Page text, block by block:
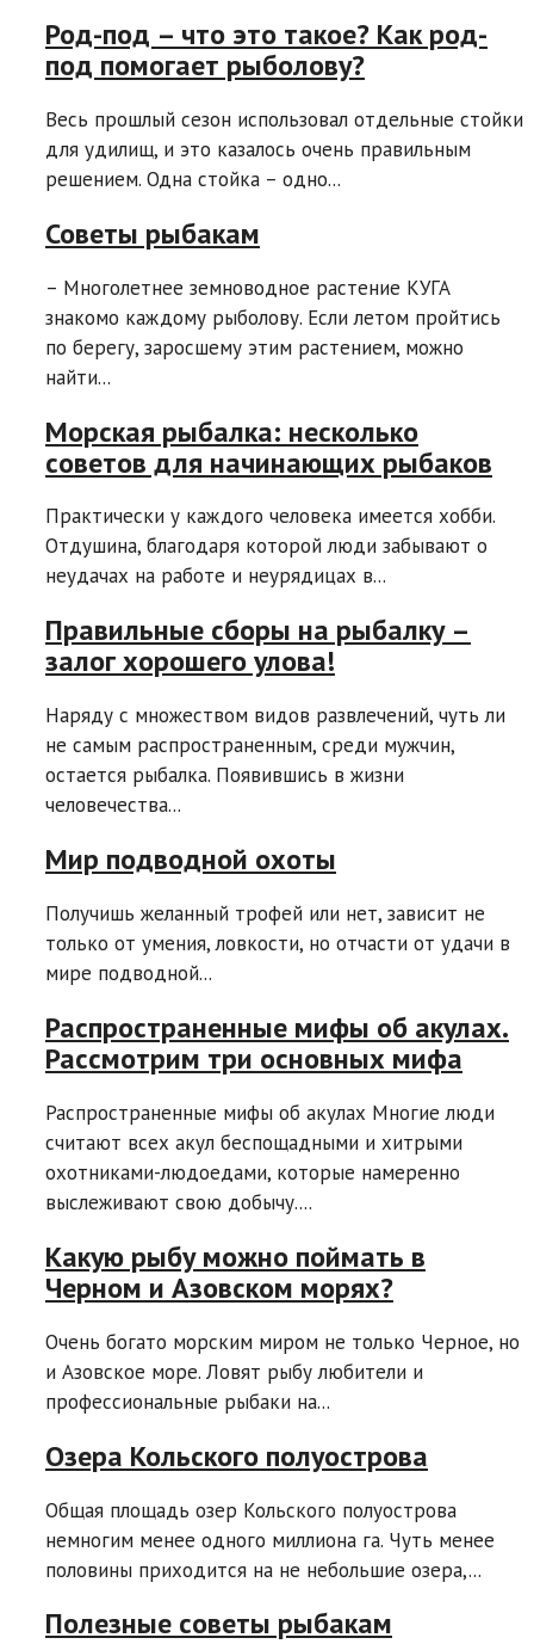
Род-под – что это такое? Как род-
под помогает рыболову?
Весь прошлый сезон использовал отдельные стойки
для удилищ, и это казалось очень правильным
решением. Одна стойка – одно...
Советы рыбакам
– Многолетнее земноводное растение КУГА
знакомо каждому рыболову. Если летом пройтись
по берегу, заросшему этим растением, можно
найти...
Морская рыбалка: несколько
советов для начинающих рыбаков
Практически у каждого человека имеется хобби.
Отдушина, благодаря которой люди забывают о
неудачах на работе и неурядицах в...
Правильные сборы на рыбалку –
залог хорошего улова!
Наряду с множеством видов развлечений, чуть ли
не самым распространенным, среди мужчин,
остается рыбалка. Появившись в жизни
человечества...
Мир подводной охоты
Получишь желанный трофей или нет, зависит не
только от умения, ловкости, но отчасти от удачи в
мире подводной...
Распространенные мифы об акулах.
Рассмотрим три основных мифа
Распространенные мифы об акулах Многие люди
считают всех акул беспощадными и хитрыми
охотниками-людоедами, которые намеренно
выслеживают свою добычу....
Какую рыбу можно поймать в
Черном и Азовском морях?
Очень богато морским миром не только Черное, но
и Азовское море. Ловят рыбу любители и
профессиональные рыбаки на...
Озера Кольского полуострова
Общая площадь озер Кольского полуострова
немногим менее одного миллиона га. Чуть менее
половины приходится на не небольшие озера,...
Полезные советы рыбакам